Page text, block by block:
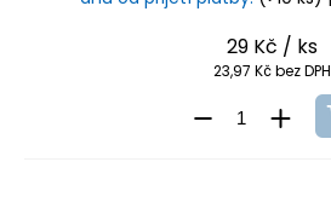
29 Kč / ks
23,97 Kč bez DPH